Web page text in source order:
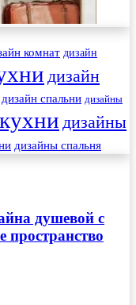
комнат дизайн
дизайн
дизайн спальни дизайны
дизайны
дизайны спальня
душевой с
пространство